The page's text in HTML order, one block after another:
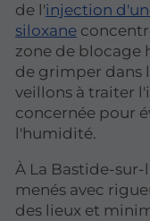
de l'injection
siloxane
zone de blocage
de grimper dans
veillons à traiter
concernée pour
l'humidité.
À La Bastide-sur-
menés avec
des lieux et